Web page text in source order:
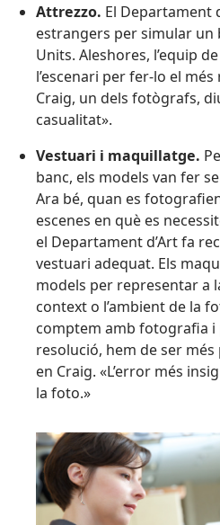
Attrezzo. El Departament
estrangers per simular un
Units. Aleshores, l’equip
l’escenari per fer-lo el
Craig, un dels fotògrafs,
casualitat».
Vestuari i maquillatge.
banc, els models van fer
Ara bé, quan es
escenes en què es
el Departament d’Art fa
vestuari adequat. Els
models per representar a
context o l’ambient de la
comptem amb fotografia i
resolució, hem de ser
en Craig. «L’error més
la foto.»